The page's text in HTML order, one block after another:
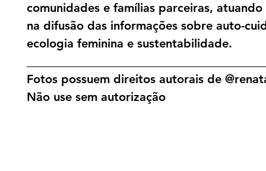
comunidades e famílias parceiras,
na difusão das informações sobre auto-
ecologia feminina e sustentabilidade.
Fotos possuem direitos autorais de
Não use sem autorização